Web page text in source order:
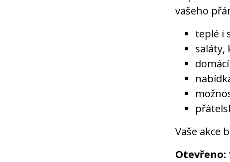
vašeho
teplé i
saláty,
Vaše akce
Otevřeno: